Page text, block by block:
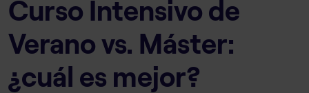
Curso Intensivo de
Verano vs. Máster:
¿cuál es mejor?